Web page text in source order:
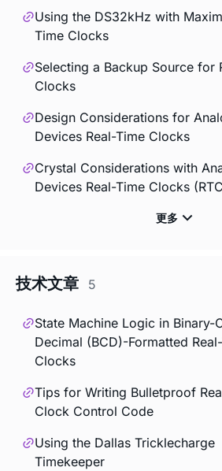
Using the DS32kHz with
Time Clocks
Selecting a Backup Source for
Clocks
Design Considerations for
Devices Real-Time Clocks
Crystal Considerations with
Devices Real-Time Clocks
技术文章 5
State Machine Logic in Binary-
Decimal (BCD)-Formatted
Clocks
Tips for Writing Bulletproof
Clock Control Code
Using the Dallas Tricklecharge
Timekeeper